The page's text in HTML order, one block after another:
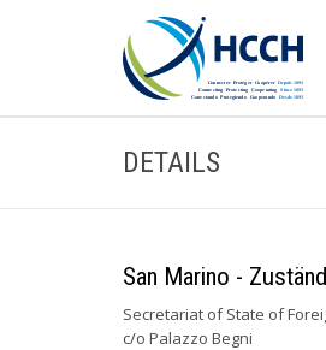
DETAILS
San Marino -
Secretariat of State of
c/o Palazzo Begni